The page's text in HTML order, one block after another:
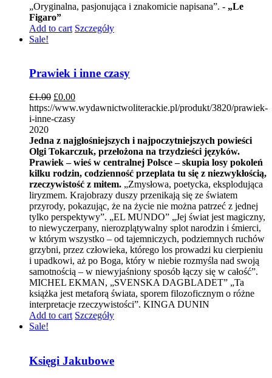
„Oryginalna, pasjonująca i znakomicie napisana”. - „Le
Figaro”
Add to cart Szczegóły
Sale!
Prawiek i inne czasy
£1.00 £0.00
https://www.wydawnictwoliterackie.pl/produkt/3820/prawiek-
i-inne-czasy
2020
Jedna z najgłośniejszych i najpoczytniejszych powieści
Olgi Tokarczuk, przełożona na trzydzieści języków.
Prawiek – wieś w centralnej Polsce – skupia losy pokoleń
kilku rodzin, codzienność przeplata tu się z niezwykłością,
rzeczywistość z mitem. „Zmysłowa, poetycka, eksplodująca
liryzmem. Krajobrazy duszy przenikają się ze światem
przyrody, pokazując, że na życie nie można patrzeć z jednej
tylko perspektywy”. „EL MUNDO” „Jej świat jest magiczny,
to niewyczerpany, nierozplątywalny splot narodzin i śmierci,
w którym wszystko – od tajemniczych, podziemnych ruchów
grzybni, przez człowieka, którego los prowadzi ku cierpieniu
i upadkowi, aż po Boga, który w niebie rozmyśla nad swoją
samotnością – w niewyjaśniony sposób łączy się w całość”.
MICHEL EKMAN, „SVENSKA DAGBLADET” „Ta
książka jest metaforą świata, sporem filozoficznym o różne
interpretacje rzeczywistości”. KINGA DUNIN
Add to cart Szczegóły
Sale!
Księgi Jakubowe